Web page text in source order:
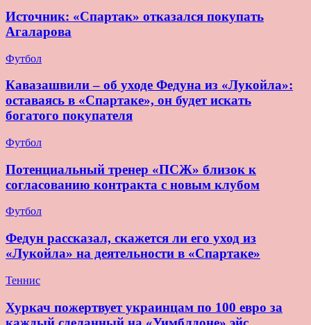
Источник: «Спартак» отказался покупать
Агаларова
Футбол
Кавазашвили – об уходе Федуна из «Лукойла»:
оставаясь в «Спартаке», он будет искать
богатого покупателя
Футбол
Потенциальный тренер «ПСЖ» близок к
согласованию контракта с новым клубом
Футбол
Федун рассказал, скажется ли его уход из
«Лукойла» на деятельности в «Спартаке»
Теннис
Хуркач пожертвует украинцам по 100 евро за